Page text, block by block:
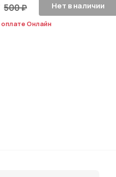
500 ₽ Нет в наличии
Онлайн